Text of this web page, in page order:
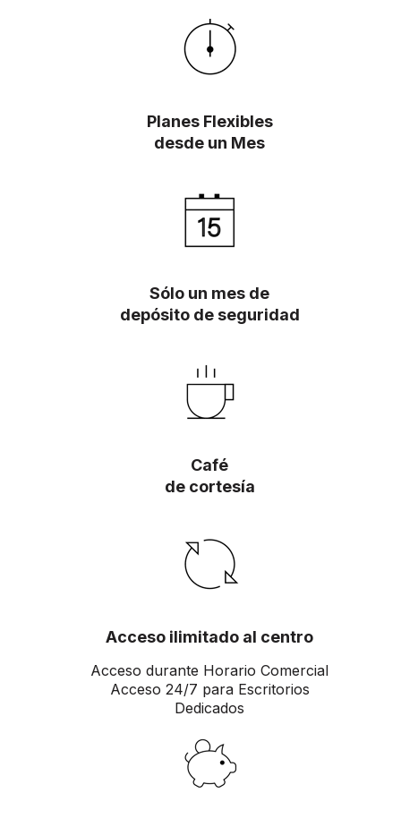
Planes Flexibles
desde un Mes
Sólo un mes de
depósito de seguridad
Café
de cortesía
Acceso ilimitado al centro
Acceso durante Horario Comercial
Acceso 24/7 para Escritorios
Dedicados